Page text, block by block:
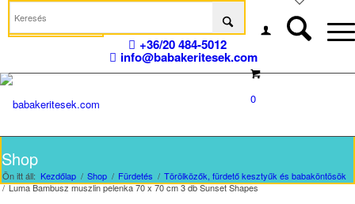
+36/20 484-5012
info@babakeritesek.com
0
Shop
Ön itt áll: Kezdőlap / Shop / Fürdetés / Törölközők, fürdető kesztyűk és babaköntösök
/ Luma Bambusz muszlin pelenka 70 x 70 cm 3 db Sunset Shapes
Kívánságlistára
Kívánságlistára
Kívánságlistára
Kívánságlistára